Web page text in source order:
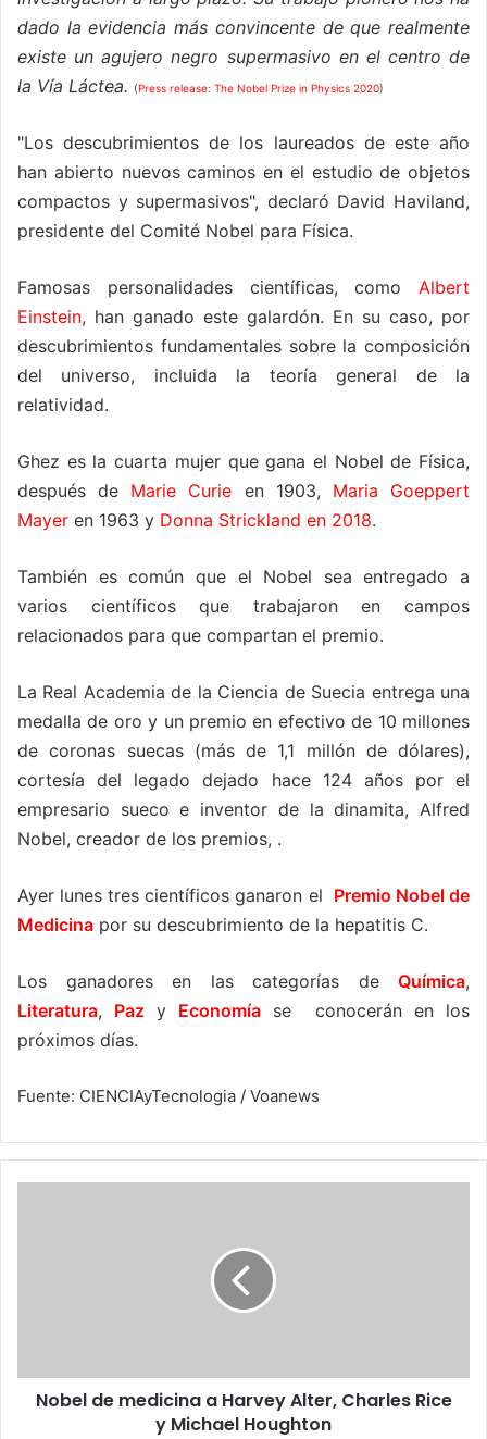
dado la evidencia más convincente de que realmente
existe un agujero negro supermasivo en el centro de
la Vía Láctea. (Press release: The Nobel Prize in Physics 2020)
"Los descubrimientos de los laureados de este año
han abierto nuevos caminos en el estudio de objetos
compactos y supermasivos", declaró David Haviland,
presidente del Comité Nobel para Física.
Famosas personalidades científicas, como Albert
Einstein, han ganado este galardón. En su caso, por
descubrimientos fundamentales sobre la composición
del universo, incluida la teoría general de la
relatividad.
Ghez es la cuarta mujer que gana el Nobel de Física,
después de Marie Curie en 1903, Maria Goeppert
Mayer en 1963 y Donna Strickland en 2018.
También es común que el Nobel sea entregado a
varios científicos que trabajaron en campos
relacionados para que compartan el premio.
La Real Academia de la Ciencia de Suecia entrega una
medalla de oro y un premio en efectivo de 10 millones
de coronas suecas (más de 1,1 millón de dólares),
cortesía del legado dejado hace 124 años por el
empresario sueco e inventor de la dinamita, Alfred
Nobel, creador de los premios, .
Ayer lunes tres científicos ganaron el Premio Nobel de
Medicina por su descubrimiento de la hepatitis C.
Los ganadores en las categorías de Química,
Literatura, Paz y Economía se conocerán en los
próximos días.
Fuente: CIENCIAyTecnologia / Voanews
y
Michael
Nobel de medicina a Harvey Alter, Charles Rice
y Michael Houghton